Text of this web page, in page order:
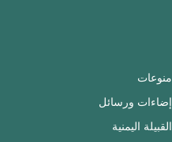
منوعات
إضاءات ورسائل
القبيلة اليمنية